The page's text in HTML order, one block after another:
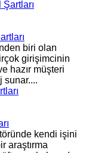
biri olan
girişimcinin
hazır müşteri
sunar....
kendi işini
araştırma